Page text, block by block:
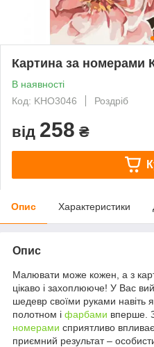
Картина за номерами
В наявності
Код: KHO3046
Роздріб
від 258 ₴
Опис Характеристики
Опис
Малювати може кожен, а з
цікаво і захоплююче! У Вас
шедевр своїми руками навіть
полотном і фарбами вперше.
номерами сприятливо
приємний результат –